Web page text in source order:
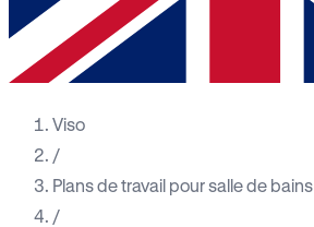
Viso
/
Plans de travail pour salle de bains
/